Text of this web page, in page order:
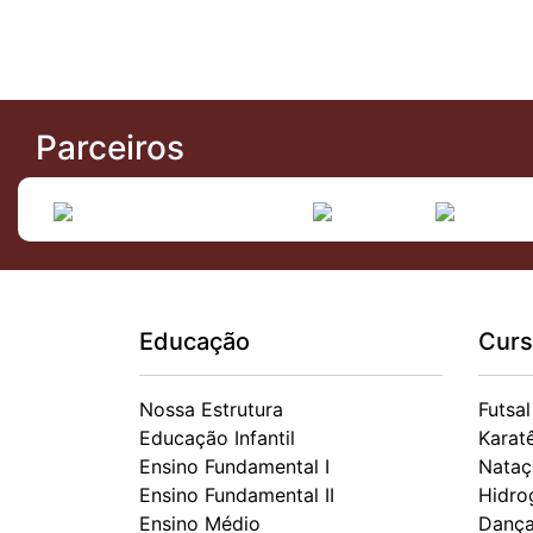
Parceiros
Educação
Nossa Estrutura
Educação Infantil
Ensino Fundamental I
Ensino Fundamental II
Ensino Médio
Futsal